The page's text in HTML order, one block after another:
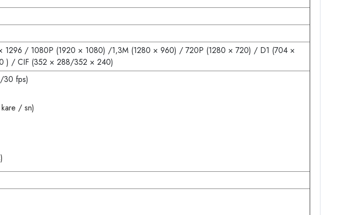
/ 1080P (1920 × 1080) /1,3M (1280 × 960) / 720P (1280 × 720) / D1 (704 ×
) / CIF (352 × 288/352 × 240)
30 fps)
/ sn)